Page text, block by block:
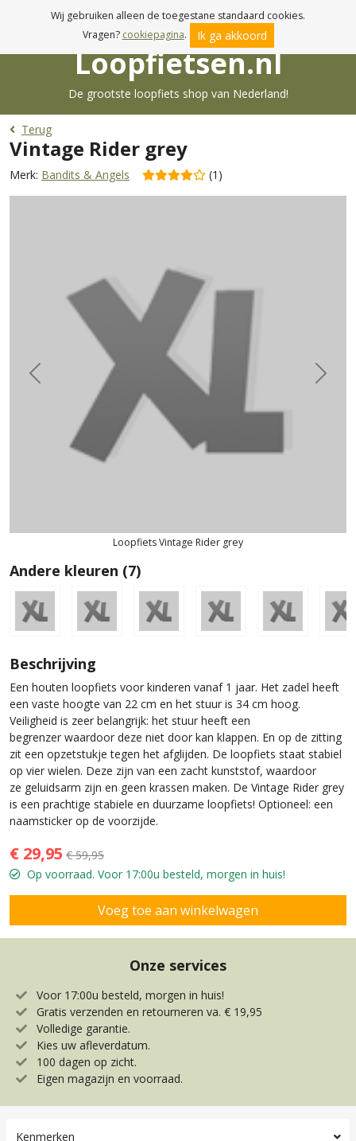
Voor 17:00u besteld, morgen in huis!
Loopfietsen.nl
De grootste loopfiets shop van Nederland!
Terug
Vintage Rider grey
Merk: Bandits & Angels (1)
Loopfiets Vintage Rider grey
Previous Next
Andere kleuren (7)
Beschrijving
Een houten loopfiets voor kinderen vanaf 1 jaar. Het zadel heeft
een vaste hoogte van 22 cm en het stuur is 34 cm hoog.
Veiligheid is zeer belangrijk: het stuur heeft een
begrenzer waardoor deze niet door kan klappen. En op de zitting
zit een opzetstukje tegen het afglijden. De loopfiets staat stabiel
op vier wielen. Deze zijn van een zacht kunststof, waardoor
ze geluidsarm zijn en geen krassen maken. De Vintage Rider grey
is een prachtige stabiele en duurzame loopfiets! Optioneel: een
naamsticker op de voorzijde.
€ 29,95 € 59,95
Op voorraad. Voor 17:00u besteld, morgen in huis!
Onze services
Voor 17:00u besteld, morgen in huis!
Gratis verzenden en retourneren va. € 19,95
Volledige garantie.
Kies uw afleverdatum.
100 dagen op zicht.
Eigen magazijn en voorraad.
Kenmerken
Wij gebruiken alleen de toegestane standaard cookies.
Vragen? cookiepagina. Ik ga akkoord